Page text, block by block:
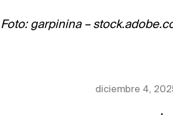
Foto: garpinina –
diciembre 4,